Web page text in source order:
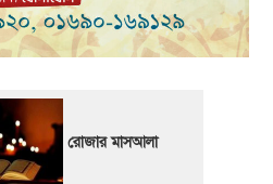
রোজার মাসআলা